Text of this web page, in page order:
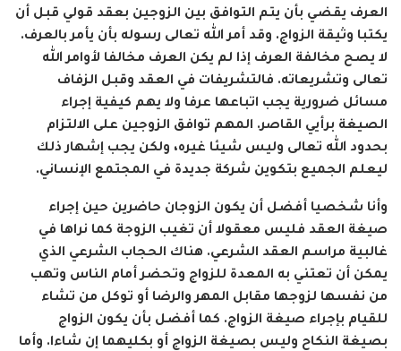
العرف يقضي بأن يتم التوافق بين الزوجين بعقد قولي قبل أن
يكتبا وثيقة الزواج. وقد أمر الله تعالى رسوله بأن يأمر بالعرف.
لا يصح مخالفة العرف إذا لم يكن العرف مخالفا لأوامر الله
تعالى وتشريعاته. فالتشريفات في العقد وقبل الزفاف
مسائل ضرورية يجب اتباعها عرفا ولا يهم كيفية إجراء
الصيغة برأيي القاصر. المهم توافق الزوجين على الالتزام
بحدود الله تعالى وليس شيئا غيره، ولكن يجب إشهار ذلك
ليعلم الجميع بتكوين شركة جديدة في المجتمع الإنساني.
وأنا شخصيا أفضل أن يكون الزوجان حاضرين حين إجراء
صيغة العقد فليس معقولا أن تغيب الزوجة كما نراها في
غالبية مراسم العقد الشرعي. هناك الحجاب الشرعي الذي
يمكن أن تعتني به المعدة للزواج وتحضر أمام الناس وتهب
من نفسها لزوجها مقابل المهر والرضا أو توكل من تشاء
للقيام بإجراء صيغة الزواج. كما أفضل بأن يكون الزواج
بصيغة النكاح وليس بصيغة الزواج أو بكليهما إن شاءا. وأما